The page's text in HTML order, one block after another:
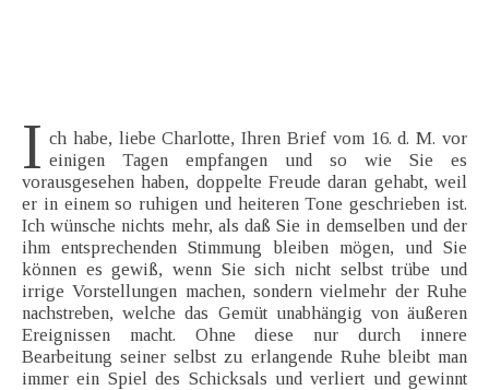
I ch habe, liebe Charlotte, Ihren Brief vom 16. d. M. vor
einigen Tagen empfangen und so wie Sie es
vorausgesehen haben, doppelte Freude daran gehabt, weil
er in einem so ruhigen und heiteren Tone geschrieben ist.
Ich wünsche nichts mehr, als daß Sie in demselben und der
ihm entsprechenden Stimmung bleiben mögen, und Sie
können es gewiß, wenn Sie sich nicht selbst trübe und
irrige Vorstellungen machen, sondern vielmehr der Ruhe
nachstreben, welche das Gemüt unabhängig von äußeren
Ereignissen macht. Ohne diese nur durch innere
Bearbeitung seiner selbst zu erlangende Ruhe bleibt man
immer ein Spiel des Schicksals und verliert und gewinnt